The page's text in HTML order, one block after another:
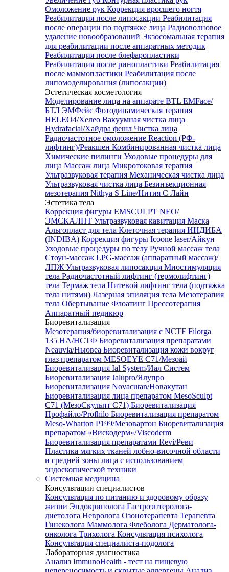
Омоложение рук Коррекция вросшего ногтя
Реабилитация после липосакции Реабилитация
после операции по подтяжке лица Радиоволновое
удаление новообразований Экзосомальная терапия
для реабилитации после аппаратных методик
Реабилитация после блефаропластики
Реабилитация после ринопластики Реабилитация
после маммопластики Реабилитация после
липомоделирования (липосакции)
Эстетическая косметология
Моделирование лица на аппарате BTL EMFace/
БТЛ ЭМФейс Фотодинамическая терапия
HELEO4/Хелео Вакуумная чистка лица
Hydrafacial/Хайдра фешл Чистка лица
Радиочастотное омоложение Reaction (РФ-
лифтинг)/Реакшен Комбинированная чистка лица
Химические пилинги Уходовые процедуры для
лица Массаж лица Микротоковая терапия
Ультразвуковая терапия Механическая чистка лица
Ультразвуковая чистка лица Безинъекционная
мезотерапия Nithya S Line/Нития С Лайн
Эстетика тела
Коррекция фигуры EMSCULPT NEO/
ЭМСКАЛПТ Ультразвуковая кавитация Маска
Альгопласт для тела Клеточная терапия ИНДИБА
(INDIBA) Коррекция фигуры Icoone laser/Айкун
Уходовые процедуры по телу Ручной массаж тела
Стоун-массаж LPG-массаж (аппаратный массаж)/
ЛПЖ Ультразвуковая липосакция Миостимуляция
тела Радиочастотный лифтинг (термолифтинг)
тела Термаж тела Нитевой лифтинг тела (подтяжка
тела нитями) Лазерная эпиляция тела Мезотерапия
тела Обертывание Флоатинг Прессотерапия
Аппаратный педикюр
Биоревитализация
Мезотерапия/биоревитализация с NCTF Filorga
135 HA/НСТФ Биоревитализация препаратами
Neauvia/Ньювеа Биоревитализация кожи вокруг
глаз препаратом MESOEYE C71/Мезоай
Биоревитализация Ial System/Иал Систем
Биоревитализация Jalupro/Ялупро
Биоревитализация Novacutan/Новакутан
Биоревитализация лица препаратом MesoSculpt
C71 (МезоСкульпт С71) Биоревитализация
Профайло/Profhilo Биоревитализация препаратом
Meso-Wharton P199/Мезовартон Биоревитализация
препаратом «Вискодерм»/Viscoderm
Биоревитализация препаратами Revi/Реви
Пластика мягких тканей лобно-височной области
и средней зоны лица с использованием
эндоскопической техники
Системная медицина
Консультации специалистов
Консультация по питанию и здоровому образу
жизни Эндокринолога Гастроэнтеролога-
диетолога Невролога Озонотерапевта Терапевта
Гинеколога Маммолога Флеболога Дерматолога-
онколога Трихолога Консультация психолога
Консультация специалиста-подолога
Лабораторная диагностика
Анализ ImmunoHealth - тест на пищевую